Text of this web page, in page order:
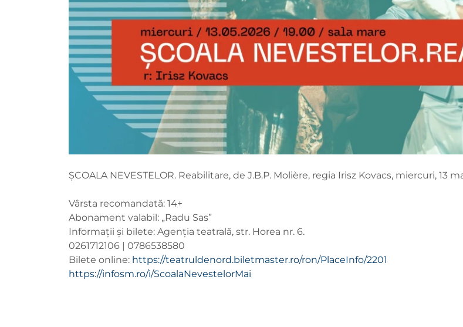
ȘCOALA NEVESTELOR. Reabilitare, de J.B.P. Molière, regia Irisz Kovacs, miercuri, 13
Vârsta recomandată: 14+
Abonament valabil: „Radu Sas”
Informații și bilete: Agenția teatrală, str. Horea nr. 6.
0261712106 | 0786538580
Bilete online: https://teatruldenord.biletmaster.ro/ron/PlaceInfo/2201
https://infosm.ro/i/ScoalaNevestelorMai